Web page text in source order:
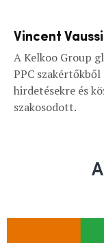
Vincent
A Kelkoo Group
PPC
hirdetésekre és
szakosodott.